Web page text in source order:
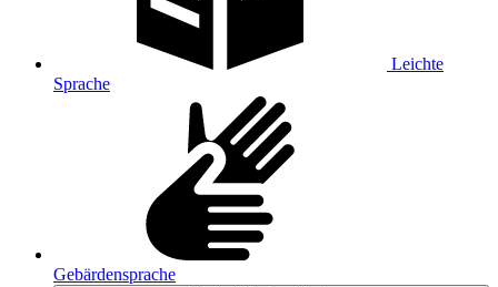
Leichte
Sprache
Gebärdensprache